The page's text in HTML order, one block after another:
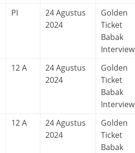
PI
24 Agustus
2024
Golden
Ticket
Babak
Interview
12 A
24 Agustus
2024
Golden
Ticket
Babak
Interview
12 A
24 Agustus
2024
Golden
Ticket
Babak